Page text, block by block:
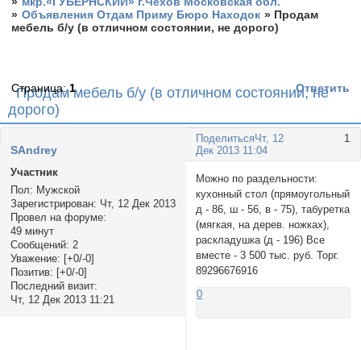
» Объявления Отдам Приму Бюро Находок » Продам
мебель б/у (в отличном состоянии, не дорого)
Продам мебель б/у (в отличном состоянии, не
дорого)
Страница:1 Ответить
Поделиться 1
Чт, 12
Дек 2013 11:04
SAndrey
Участник
Пол: Мужской
Зарегистрирован: Чт, 12 Дек 2013
Провел на форуме:
49 минут
Сообщений: 2
Уважение: [+0/-0]
Позитив: [+0/-0]
Последний визит:
Чт, 12 Дек 2013 11:21
Можно по раздельности:
кухонный стол (прямоугольный
д - 86, ш - 56, в - 75), табуретка
(мягкая, на дерев. ножках),
раскладушка (д - 196) Все
вместе - 3 500 тыс. руб. Торг.
89296676916
0